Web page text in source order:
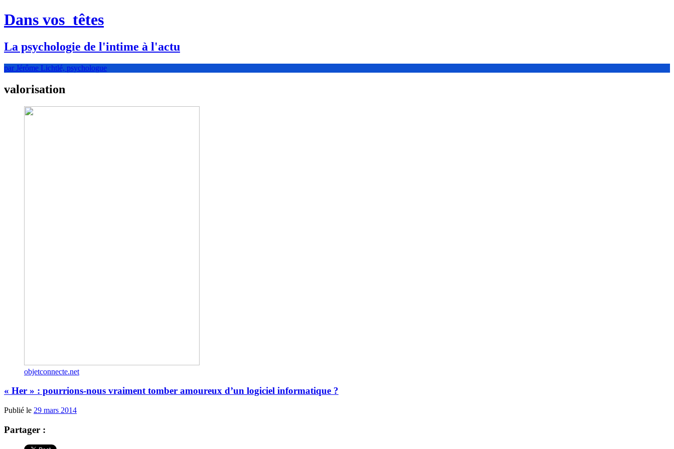
Dans vos têtes
La psychologie de l'intime à l'actu
par Jérôme Lichtlé, psychologue
valorisation
objetconnecte.net
« Her » : pourrions-nous vraiment tomber amoureux d’un logiciel informatique ?
Publié le 29 mars 2014
Partager :